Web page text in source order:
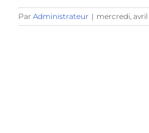
Par Administrateur | mercredi, avril